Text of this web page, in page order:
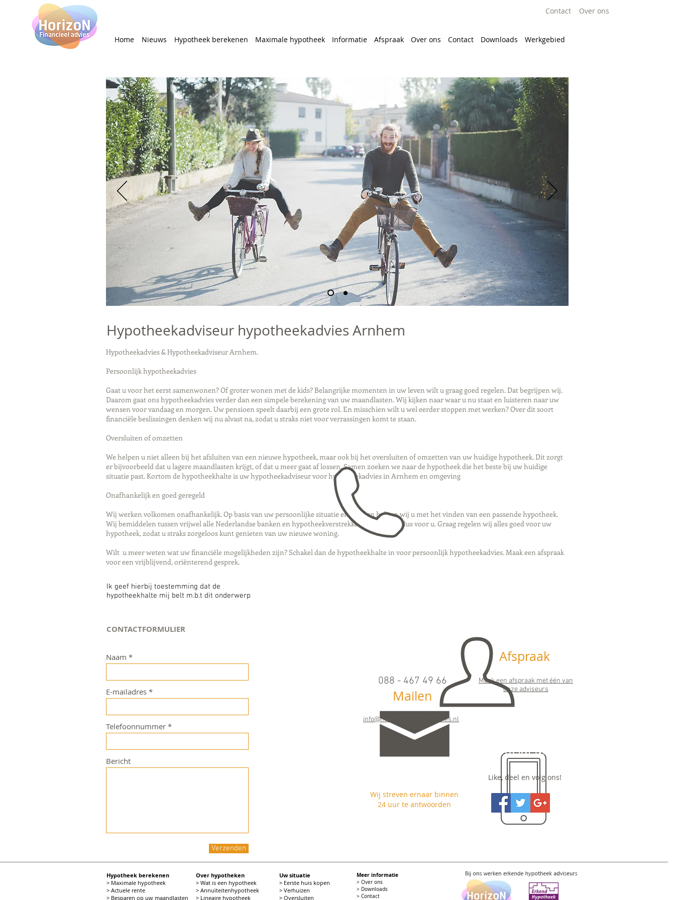
Contact
Home Nieuws Hypotheek berekenen Maximale hypotheek Informatie Afspraak Over ons Contact Downloads Werkgebied
Over ons
Hypotheekadviseur hypotheekadvies Arnhem
Hypotheekadvies & Hypotheekadviseur Arnhem.
Persoonlijk hypotheekadvies
Gaat u voor het eerst samenwonen? Of groter wonen met de kids? Belangrijke momenten in uw leven wilt u graag goed regelen. Dat begrijpen wij.
Daarom gaat ons hypotheekadvies verder dan een simpele berekening van uw maandlasten. Wij kijken naar waar u nu staat en luisteren naar uw
wensen voor vandaag en morgen. Uw pensioen speelt daarbij een grote rol. En misschien wilt u wel eerder stoppen met werken? Over dit soort
financiële beslissingen denken wij nu alvast na, zodat u straks niet voor verrassingen komt te staan.
Oversluiten of omzetten
We helpen u niet alleen bij het afsluiten van een nieuwe hypotheek, maar ook bij het oversluiten of omzetten van uw huidige hypotheek. Dit zorgt
er bijvoorbeeld dat u lagere maandlasten krijgt, of dat u meer gaat af lossen. Samen zoeken we naar de hypotheek die het beste bij uw huidige
situatie past. Kortom de hypotheekhalte is uw hypotheekadviseur voor hypotheekadvies in Arnhem en omgeving
Onafhankelijk en goed geregeld
Wij werken volkomen onafhankelijk. Op basis van uw persoonlijke situatie en wensen helpen wij u met het vinden van een passende hypotheek.
Wij bemiddelen tussen vrijwel alle Nederlandse banken en hypotheekverstrekkers, en werken dus voor u. Graag regelen wij alles goed voor uw
hypotheek, zodat u straks zorgeloos kunt genieten van uw nieuwe woning.
Wilt u meer weten wat uw financiële mogelijkheden zijn? Schakel dan de hypotheekhalte in voor persoonlijk hypotheekadvies. Maak een afspraak
voor een vrijblijvend, oriënterend gesprek.
Ik geef hierbij toestemming dat de
hypotheekhalte mij belt m.b.t dit onderwerp
CONTACTFORMULIER
Naam
E-mailadres
Telefoonnummer
Bericht
Verzenden
088 - 467 49 66
Maandag t/m vrijdag:
09.00 - 17.00 uur
Mailen
info@horizonfinancieeladvies.nl
Wij streven ernaar binnen
24 uur te antwoorden
Afspraak
Maak een afspraak met één van
onze adviseurs
Social Media
Like, deel en volg ons!
Hypotheek berekenen
> Maximale hypotheek
> Actuele rente
> Besparen op uw maandlasten
Over hypotheken
> Wat is een hypotheek
> Annuïteitenhypotheek
> Lineaire hypotheek
Uw situatie
> Eerste huis kopen
> Verhuizen
> Oversluiten
Meer informatie
> Over ons
> Downloads
> Contact